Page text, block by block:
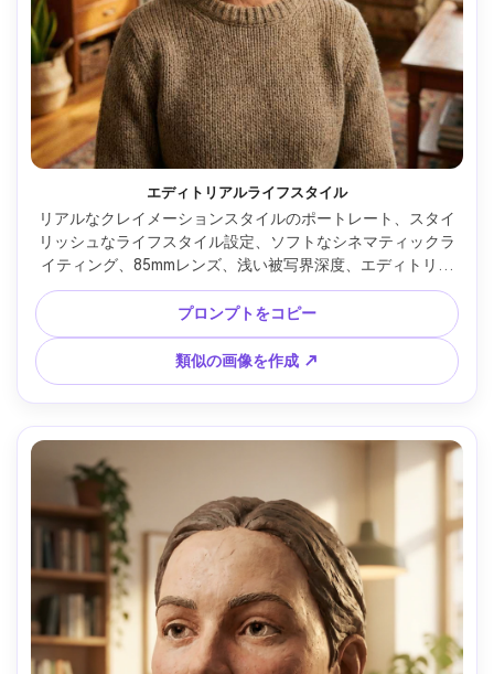
エディトリアルライフスタイル
リアルなクレイメーションスタイルのポートレート、スタイ
リッシュなライフスタイル設定、ソフトなシネマティックラ
イティング、85mmレンズ、浅い被写界深度、エディトリア
ル構図、自然な肌の質感 --ar 4:5
プロンプトをコピー
類似の画像を作成 ↗